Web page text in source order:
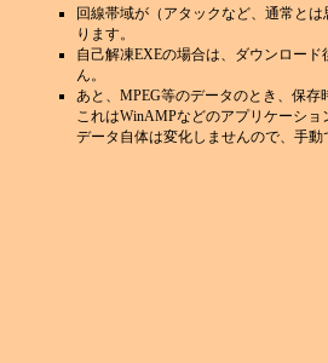
回線帯域が（アタックなど、通常と
ります。
自己解凍EXEの場合は、ダウンロー
ん。
あと、MPEG等のデータのとき、保存
これはWinAMPなどのアプリケーショ
データ自体は変化しませんので、手